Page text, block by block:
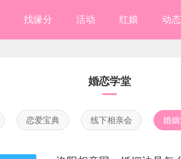
找缘分 活动 红娘 动态
婚恋学堂
恋爱宝典 线下相亲会 婚